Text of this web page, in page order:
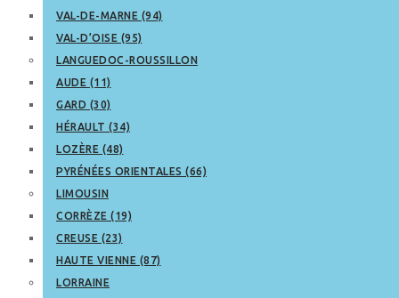
VAL-DE-MARNE (94)
VAL-D’OISE (95)
LANGUEDOC-ROUSSILLON
AUDE (11)
GARD (30)
HÉRAULT (34)
LOZÈRE (48)
PYRÉNÉES ORIENTALES (66)
LIMOUSIN
CORRÈZE (19)
CREUSE (23)
HAUTE VIENNE (87)
LORRAINE